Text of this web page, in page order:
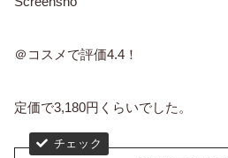
＠コスメで評価4.4！
定価で3,180円くらいでした。